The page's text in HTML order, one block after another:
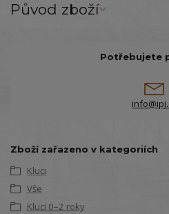
Původ zboží
Potřebujete
Zboží zařazeno v kategoriích
Kluci
Vše
Kluci 0–2 roky